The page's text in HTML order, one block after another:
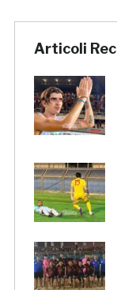
Articoli